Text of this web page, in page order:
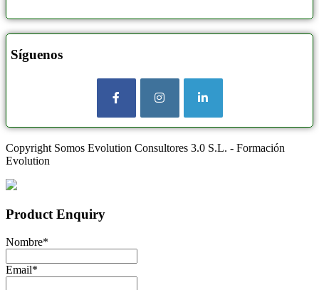
Síguenos
Copyright Somos Evolution Consultores 3.0 S.L. - Formación
Evolution
Product Enquiry
Nombre*
Email*